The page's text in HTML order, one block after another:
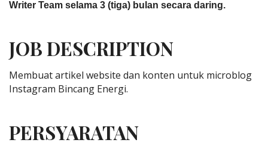
Writer Team selama 3 (tiga) bulan secara daring.
JOB DESCRIPTION
Membuat artikel website dan konten untuk microblog
Instagram Bincang Energi.
PERSYARATAN